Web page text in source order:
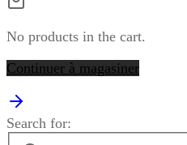
No products in the cart.
Continuer à magasiner
Search for: